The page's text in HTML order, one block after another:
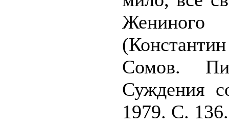
Жениного
Сомов.
Суждения
1979. С.